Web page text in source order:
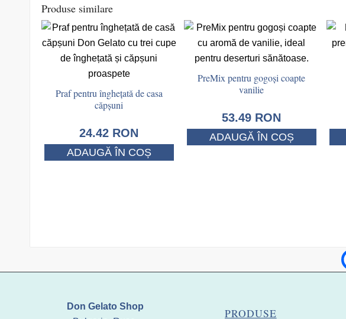
Produse similare
Praf pentru înghețată de casa
căpșuni
24.42 RON
ADAUGĂ ÎN COȘ
PreMix pentru gogoși coapte
vanilie
53.49 RON
ADAUGĂ ÎN COȘ
Don Gelato Shop
PRODUSE